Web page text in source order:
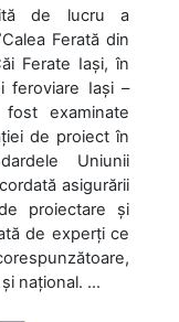
de lucru a
Ferată din
Ferate Iași, în
feroviare Iași –
examinate
de proiect în
Uniunii
asigurării
proiectare și
de experți ce
național. ...